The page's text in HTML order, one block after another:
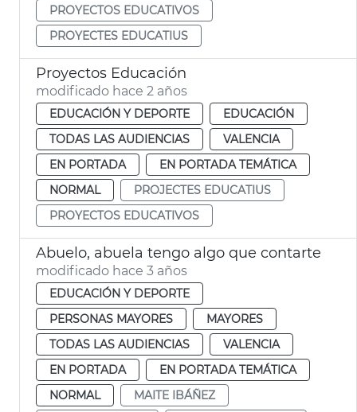
PROYECTOS EDUCATIVOS
PROYECTES EDUCATIUS
Proyectos Educación
modificado hace 2 años
EDUCACIÓN Y DEPORTE
EDUCACIÓN
TODAS LAS AUDIENCIAS
VALENCIA
EN PORTADA
EN PORTADA TEMÁTICA
NORMAL
PROJECTES EDUCATIUS
PROYECTOS EDUCATIVOS
Abuelo, abuela tengo algo que contarte
modificado hace 3 años
EDUCACIÓN Y DEPORTE
PERSONAS MAYORES
MAYORES
TODAS LAS AUDIENCIAS
VALENCIA
EN PORTADA
EN PORTADA TEMÁTICA
NORMAL
MAITE IBÁÑEZ